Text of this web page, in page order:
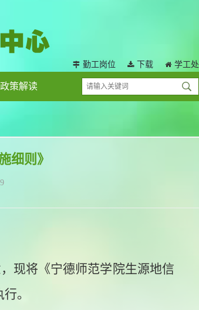
勤工岗位 下载 学工处
政策解读
细则》
现将《宁德师范学院生源地信
。